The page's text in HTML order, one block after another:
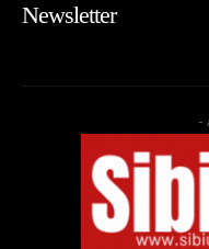
Newsletter
-